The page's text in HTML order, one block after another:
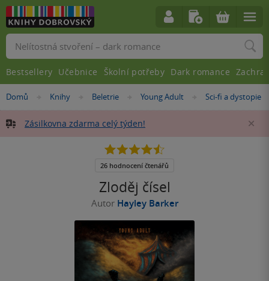
Nacházíte
zde:
Domů »
Knihy »
Beletrie »
Young Adult »
Sci-fi a dystopie
Zásilkovna zdarma celý týden!
Zloděj čísel
Autor Hayley Barker
4.5
5
26 hodnocení čtenářů
Vyhledávání
Bestsellery Učebnice Školní potřeby Dark romance